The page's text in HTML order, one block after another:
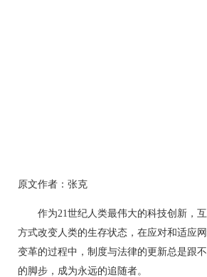
原文作者：张克
作为21世纪人类最伟大的科技创新，互
方式改变人类的生存状态，在应对和适应
变革的过程中，制度与法律的更新总是跟
的脚步，成为永远的追随者。